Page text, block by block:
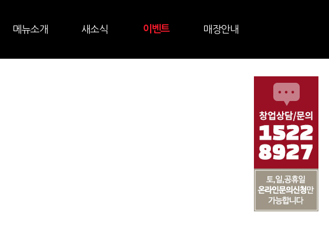
메뉴소개 새소식 이벤트 매장안내